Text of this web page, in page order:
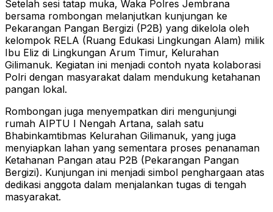
Setelah sesi tatap muka, Waka Polres Jembrana
bersama rombongan melanjutkan kunjungan ke
Pekarangan Pangan Bergizi (P2B) yang dikelola oleh
kelompok RELA (Ruang Edukasi Lingkungan Alam) milik
Ibu Eliz di Lingkungan Arum Timur, Kelurahan
Gilimanuk. Kegiatan ini menjadi contoh nyata kolaborasi
Polri dengan masyarakat dalam mendukung ketahanan
pangan lokal.
Rombongan juga menyempatkan diri mengunjungi
rumah AIPTU I Nengah Artana, salah satu
Bhabinkamtibmas Kelurahan Gilimanuk, yang juga
menyiapkan lahan yang sementara proses penanaman
Ketahanan Pangan atau P2B (Pekarangan Pangan
Bergizi). Kunjungan ini menjadi simbol penghargaan atas
dedikasi anggota dalam menjalankan tugas di tengah
masyarakat.